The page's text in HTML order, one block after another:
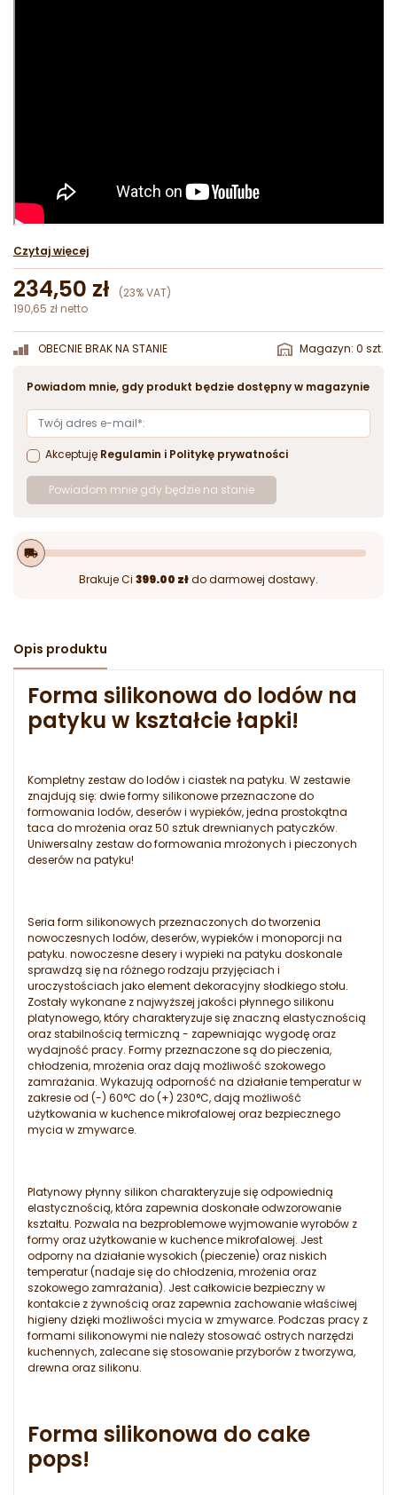
Czytaj więcej
234,50 zł
(23% VAT)
190,65 zł netto
OBECNIE BRAK NA STANIE Magazyn: 0 szt.
Powiadom mnie, gdy produkt będzie dostępny w magazynie
Akceptuję Regulamin i Politykę prywatności
Powiadom mnie gdy będzie na stanie
local_shipping
Brakuje Ci 399.00 złdo darmowej dostawy.
Opis produktu
Forma silikonowa do lodów na
patyku w kształcie łapki!
Kompletny zestaw do lodów i ciastek na patyku. W zestawie
znajdują się: dwie formy silikonowe przeznaczone do
formowania lodów, deserów i wypieków, jedna prostokątna
taca do mrożenia oraz 50 sztuk drewnianych patyczków.
Uniwersalny zestaw do formowania mrożonych i pieczonych
deserów na patyku!
Seria form silikonowych przeznaczonych do tworzenia
nowoczesnych lodów, deserów, wypieków i monoporcji na
patyku. nowoczesne desery i wypieki na patyku doskonale
sprawdzą się na różnego rodzaju przyjęciach i
uroczystościach jako element dekoracyjny słodkiego stołu.
Zostały wykonane z najwyższej jakości płynnego silikonu
platynowego, który charakteryzuje się znaczną elastycznością
oraz stabilnością termiczną - zapewniając wygodę oraz
wydajność pracy. Formy przeznaczone są do pieczenia,
chłodzenia, mrożenia oraz dają możliwość szokowego
zamrażania. Wykazują odporność na działanie temperatur w
zakresie od (-) 60°C do (+) 230°C, dają możliwość
użytkowania w kuchence mikrofalowej oraz bezpiecznego
mycia w zmywarce.
Platynowy płynny silikon charakteryzuje się odpowiednią
elastycznością, która zapewnia doskonałe odwzorowanie
kształtu. Pozwala na bezproblemowe wyjmowanie wyrobów z
formy oraz użytkowanie w kuchence mikrofalowej. Jest
odporny na działanie wysokich (pieczenie) oraz niskich
temperatur (nadaje się do chłodzenia, mrożenia oraz
szokowego zamrażania). Jest całkowicie bezpieczny w
kontakcie z żywnością oraz zapewnia zachowanie właściwej
higieny dzięki możliwości mycia w zmywarce. Podczas pracy z
formami silikonowymi nie należy stosować ostrych narzędzi
kuchennych, zalecane się stosowanie przyborów z tworzywa,
drewna oraz silikonu.
Forma silikonowa do cake
pops!